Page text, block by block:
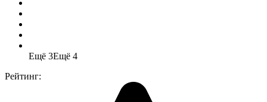
Ещё 3Ещё 4
Рейтинг: